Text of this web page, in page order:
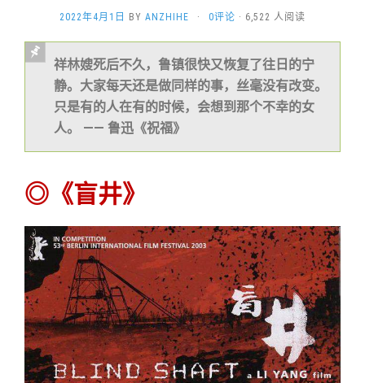
2022年4月1日 BY ANZHIHE · 0评论 · 6,522 人阅读
祥林嫂死后不久，鲁镇很快又恢复了往日的宁
静。大家每天还是做同样的事，丝毫没有改变。
只是有的人在有的时候，会想到那个不幸的女
人。 —— 鲁迅《祝福》
◎《盲井》